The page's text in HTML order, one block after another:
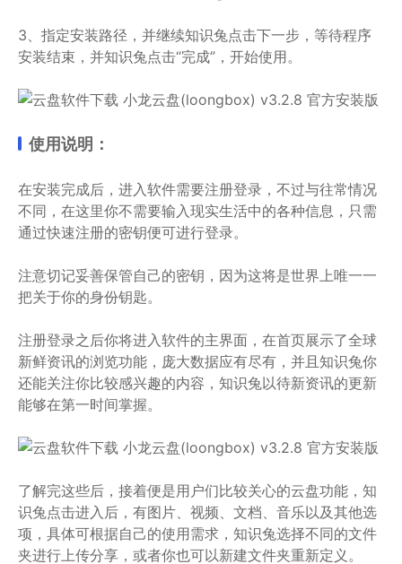
3、指定安装路径，并继续知识兔点击下一步，等待程序
安装结束，并知识兔点击“完成”，开始使用。
使用说明：
在安装完成后，进入软件需要注册登录，不过与往常情况
不同，在这里你不需要输入现实生活中的各种信息，只需
通过快速注册的密钥便可进行登录。
注意切记妥善保管自己的密钥，因为这将是世界上唯一一
把关于你的身份钥匙。
注册登录之后你将进入软件的主界面，在首页展示了全球
新鲜资讯的浏览功能，庞大数据应有尽有，并且知识兔你
还能关注你比较感兴趣的内容，知识兔以待新资讯的更新
能够在第一时间掌握。
了解完这些后，接着便是用户们比较关心的云盘功能，知
识兔点击进入后，有图片、视频、文档、音乐以及其他选
项，具体可根据自己的使用需求，知识兔选择不同的文件
夹进行上传分享，或者你也可以新建文件夹重新定义。